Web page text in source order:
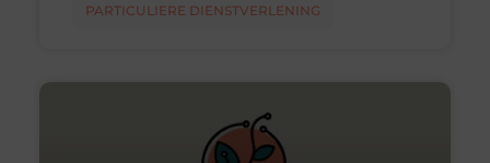
PARTICULIERE DIENSTVERLENING